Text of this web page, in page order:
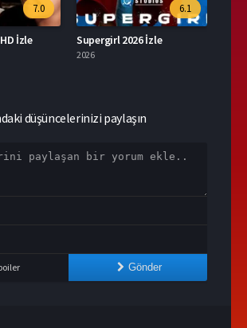
7.0
İzle
6.1
Supergirl 2026 İzle
2026
düşüncelerinizi paylaşın
Gönder